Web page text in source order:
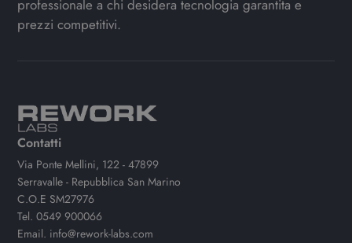
professionale a chi desidera tecnologia garantita e
prezzi competitivi.
Contatti
Via Ponte Mellini, 122 - 47899
Serravalle - Repubblica San Marino
C.O.E SM27976
Tel.0549 900066
Email. info@rework-labs.com